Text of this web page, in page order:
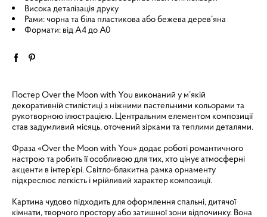
Висока деталізація друку
Рами: чорна та біла пластикова або бежева дерев’яна
Формати: від A4 до A0
Постер Over the Moon with You виконаний у м’якій
декоративній стилістиці з ніжними пастельними кольорами та
рукотворною ілюстрацією. Центральним елементом композиції
став задумливий місяць, оточений зірками та теплими деталями.
Фраза «Over the Moon with You» додає роботі романтичного
настрою та робить її особливою для тих, хто цінує атмосферні
акценти в інтер’єрі. Світло-блакитна рамка орнаменту
підкреслює легкість і мрійливий характер композиції.
Картина чудово підходить для оформлення спальні, дитячої
кімнати, творчого простору або затишної зони відпочинку. Вона